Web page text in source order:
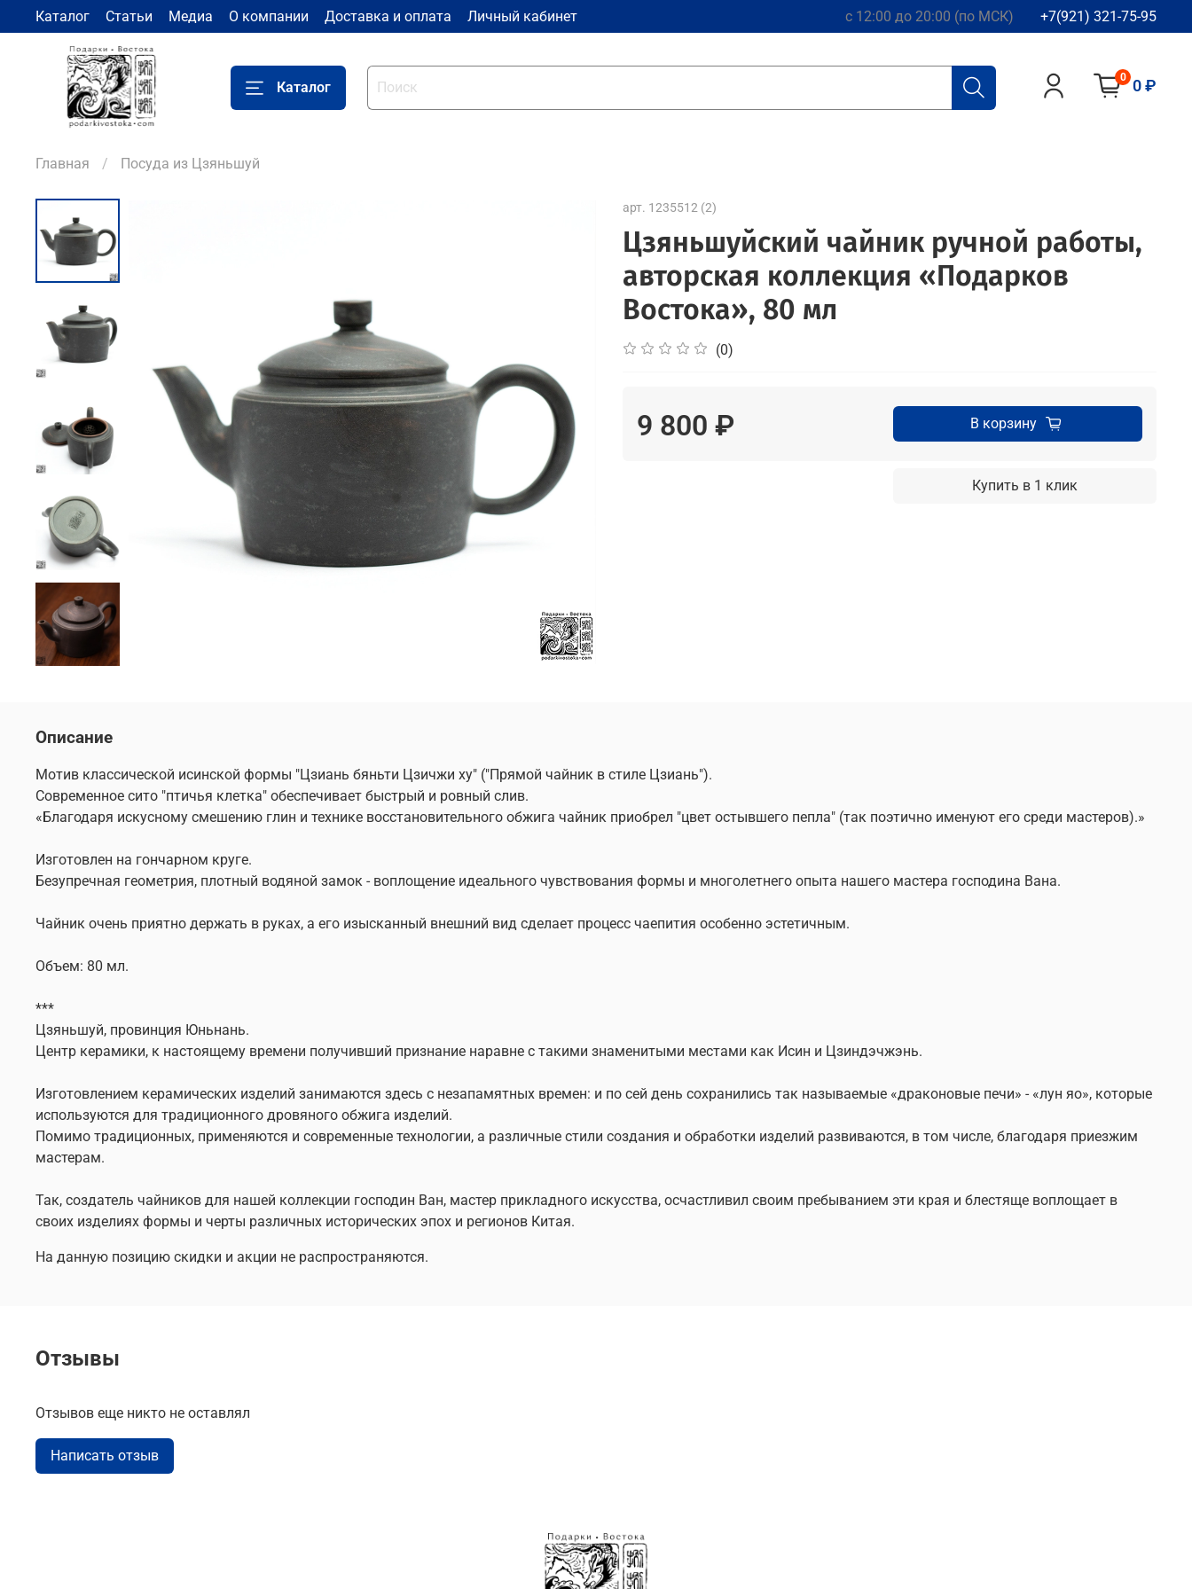
Каталог Статьи Медиа О компании Доставка и оплата Личный кабинет с 12:00 до 20:00 (по МСК) +7(921) 321-75-95
Каталог
0 0 ₽
Главная Посуда из Цзяньшуй
арт. 1235512 (2)
Цзяньшуйский чайник ручной работы,
авторская коллекция «Подарков
Востока», 80 мл
(0)
9 800 ₽ В корзину
Купить в 1 клик
Описание
Мотив классической исинской формы "Цзиань бяньти Цзичжи ху" ("Прямой чайник в стиле Цзиань").
Современное сито "птичья клетка" обеспечивает быстрый и ровный слив.
«Благодаря искусному смешению глин и технике восстановительного обжига чайник приобрел "цвет остывшего пепла" (так поэтично именуют его среди мастеров).»
Изготовлен на гончарном круге.
Безупречная геометрия, плотный водяной замок - воплощение идеального чувствования формы и многолетнего опыта нашего мастера господина Вана.
Чайник очень приятно держать в руках, а его изысканный внешний вид сделает процесс чаепития особенно эстетичным.
Объем: 80 мл.
***
Цзяньшуй, провинция Юньнань.
Центр керамики, к настоящему времени получивший признание наравне с такими знаменитыми местами как Исин и Цзиндэчжэнь.
Изготовлением керамических изделий занимаются здесь с незапамятных времен: и по сей день сохранились так называемые «драконовые печи» - «лун яо», которые
используются для традиционного дровяного обжига изделий.
Помимо традиционных, применяются и современные технологии, а различные стили создания и обработки изделий развиваются, в том числе, благодаря приезжим
мастерам.
Так, создатель чайников для нашей коллекции господин Ван, мастер прикладного искусства, осчастливил своим пребыванием эти края и блестяще воплощает в
своих изделиях формы и черты различных исторических эпох и регионов Китая.
На данную позицию скидки и акции не распространяются.
Отзывы
Отзывов еще никто не оставлял
Написать отзыв